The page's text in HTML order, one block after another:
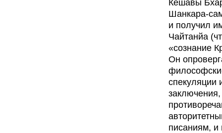
Кешавы
Шанкара-
и получил
Чайтанйа
«сознание
Он
спекуляции
заключения,
писаниям, и